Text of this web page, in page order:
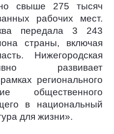
свыше 275 тысяч
рабочих мест.
передала 3 243
страны, включая
Нижегородская
развивает
регионального
общественного
в национальный
для жизни».